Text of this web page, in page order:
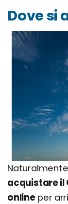
Dove si
acquistare il
onlineper